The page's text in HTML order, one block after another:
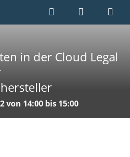
in der Cloud Legal
von 14:00 bis 15:00